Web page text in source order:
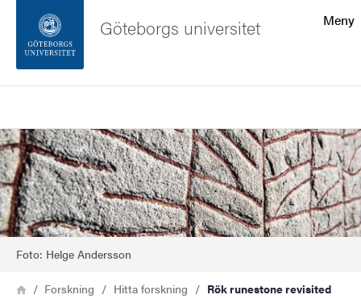
Sidfoten
Om webbplatsen
Meny
Göteborgs universitet
Bild
Foto: Helge Andersson
Länkstig
HemForskning Hitta forskning Rök runestone revisited